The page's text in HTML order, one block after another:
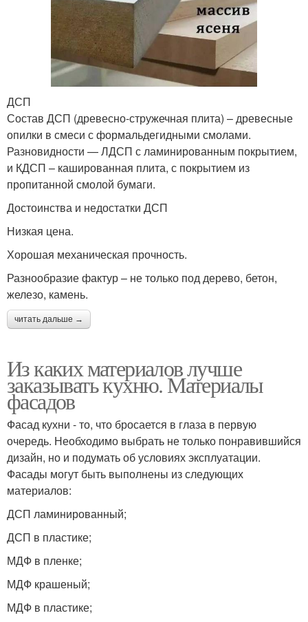
ДСП
Состав ДСП (древесно-стружечная плита) – древесные
опилки в смеси с формальдегидными смолами.
Разновидности — ЛДСП с ламинированным покрытием,
и КДСП – кашированная плита, с покрытием из
пропитанной смолой бумаги.
Достоинства и недостатки ДСП
Низкая цена.
Хорошая механическая прочность.
Разнообразие фактур – не только под дерево, бетон,
железо, камень.
читать дальше →
Из каких материалов лучше
заказывать кухню. Материалы
фасадов
Фасад кухни - то, что бросается в глаза в первую
очередь. Необходимо выбрать не только понравившийся
дизайн, но и подумать об условиях эксплуатации.
Фасады могут быть выполнены из следующих
материалов:
ДСП ламинированный;
ДСП в пластике;
МДФ в пленке;
МДФ крашеный;
МДФ в пластике;